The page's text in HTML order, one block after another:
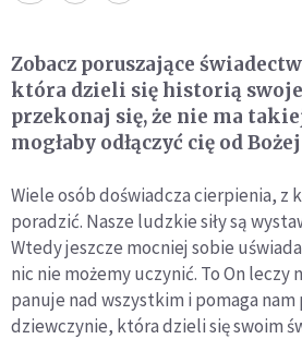
Zobacz poruszające
która dzieli się historią
przekonaj się, że nie ma
mogłaby odłączyć cię od
Wiele osób doświadcza cierpienia, z
poradzić. Nasze ludzkie siły są
Wtedy jeszcze mocniej sobie
nic nie możemy uczynić. To On leczy
panuje nad wszystkim i pomaga
dziewczynie, która dzieli się swoim